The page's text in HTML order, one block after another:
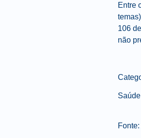
Entre
106
não
Fonte: